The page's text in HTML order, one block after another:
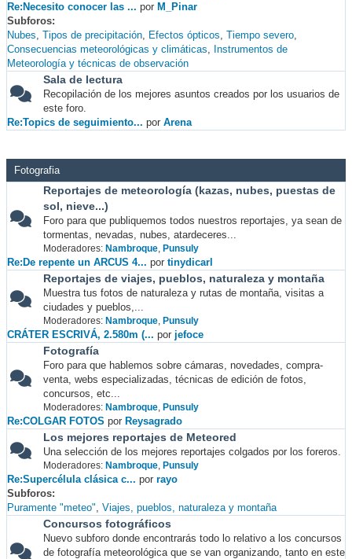
Re:Necesito conocer las ... por M_Pinar
Subforos
Nubes Tipos de precipitación Efectos ópticos Tiempo severo
Consecuencias meteorológicas y climáticas
Instrumentos de
Meteorología y técnicas de observación
Sala de lectura
Recopilación de los mejores asuntos creados por los usuarios de
este foro.
Re:Topics de seguimiento... por Arena
Fotografia
Reportajes de meteorología (kazas, nubes, puestas de
sol, nieve...)
Foro para que publiquemos todos nuestros reportajes, ya sean de
tormentas, nevadas, nubes, atardeceres...
Moderadores: Nambroque, Punsuly
Re:De repente un ARCUS 4... por tinydicarl
Reportajes de viajes, pueblos, naturaleza y montaña
Muestra tus fotos de naturaleza y rutas de montaña, visitas a
ciudades y pueblos,...
Moderadores: Nambroque, Punsuly
CRÁTER ESCRIVÁ, 2.580m (... por jefoce
Fotografía
Foro para que hablemos sobre cámaras, novedades, compra-
venta, webs especializadas, técnicas de edición de fotos,
concursos, etc...
Moderadores: Nambroque, Punsuly
Re:COLGAR FOTOS por Reysagrado
Los mejores reportajes de Meteored
Una selección de los mejores reportajes colgados por los foreros.
Moderadores: Nambroque, Punsuly
Re:Supercélula clásica c... por rayo
Subforos
Puramente "meteo" Viajes, pueblos, naturaleza y montaña
Concursos fotográficos
Nuevo subforo donde encontrarás todo lo relativo a los concursos
de fotografía meteorológica que se van organizando, tanto en este